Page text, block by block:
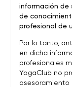
información de
de
profesional de
Por lo tanto,
en dicha
profesionales
YogaClub no
asesoramiento